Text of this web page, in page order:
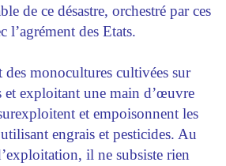
de ce désastre, orchestré par ces
l’agrément des Etats.
des monocultures cultivées sur
et exploitant une main d’œuvre
et empoisonnent les
engrais et pesticides. Au
il ne subsiste rien